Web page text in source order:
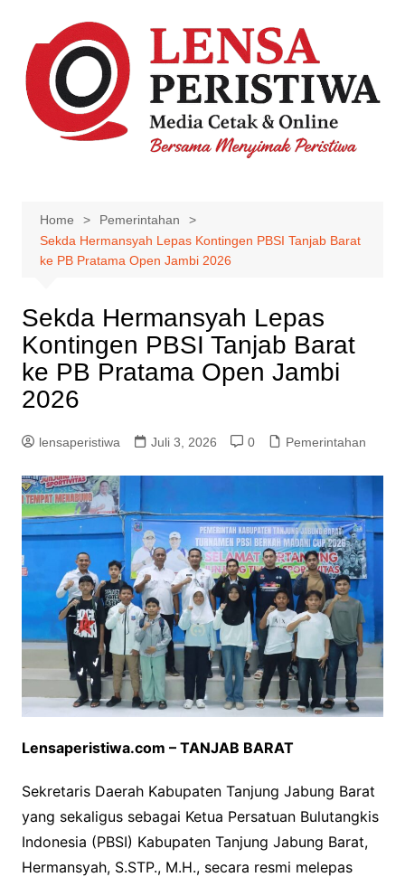
content
Home
Pemerintahan
Sekda Hermansyah Lepas Kontingen PBSI Tanjab Barat
ke PB Pratama Open Jambi 2026
Sekda Hermansyah Lepas
Kontingen PBSI Tanjab Barat
ke PB Pratama Open Jambi
2026
lensaperistiwa Juli 3, 2026 0 Pemerintahan
Lensaperistiwa.com – TANJAB BARAT
Sekretaris Daerah Kabupaten Tanjung Jabung Barat
yang sekaligus sebagai Ketua Persatuan Bulutangkis
Indonesia (PBSI) Kabupaten Tanjung Jabung Barat,
Hermansyah, S.STP., M.H., secara resmi melepas